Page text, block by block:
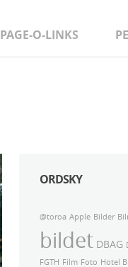
PAGE-O-LINKS
ORDSKY
@toroa Apple Bilder
bildet DBAG
FGTH Film Foto Hotel